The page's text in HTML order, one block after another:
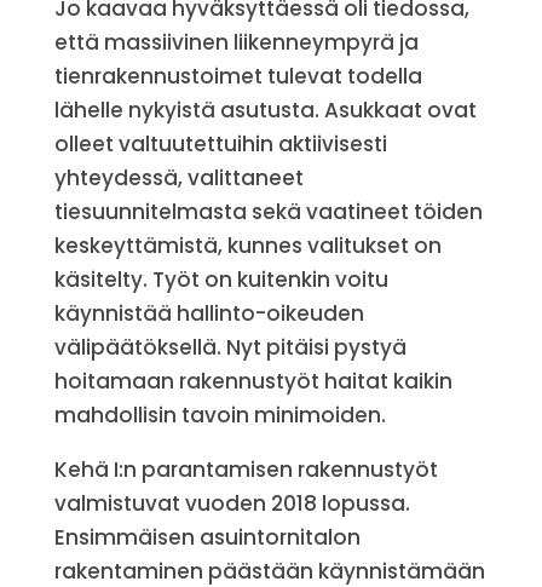
Jo kaavaa hyväksyttäessä oli tiedossa,
että massiivinen liikenneympyrä ja
tienrakennustoimet tulevat todella
lähelle nykyistä asutusta. Asukkaat ovat
olleet valtuutettuihin aktiivisesti
yhteydessä, valittaneet
tiesuunnitelmasta sekä vaatineet töiden
keskeyttämistä, kunnes valitukset on
käsitelty. Työt on kuitenkin voitu
käynnistää hallinto-oikeuden
välipäätöksellä. Nyt pitäisi pystyä
hoitamaan rakennustyöt haitat kaikin
mahdollisin tavoin minimoiden.
Kehä I:n parantamisen rakennustyöt
valmistuvat vuoden 2018 lopussa.
Ensimmäisen asuintornitalon
rakentaminen päästään käynnistämään